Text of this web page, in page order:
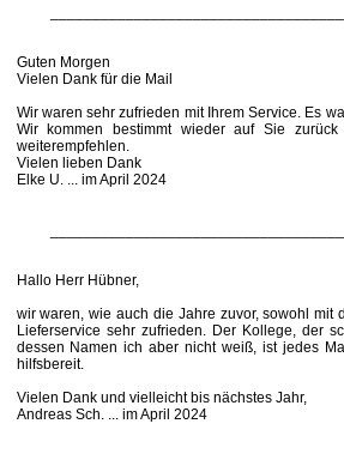
Guten Morgen
Vielen Dank für die Mail
Wir waren sehr zufrieden mit Ihrem Service. Es
Wir kommen bestimmt wieder auf Sie
weiterempfehlen.
Vielen lieben Dank
Elke U. ... im April 2024
Hallo Herr Hübner,
wir waren, wie auch die Jahre zuvor, sowohl mit
Lieferservice sehr zufrieden. Der Kollege, der
dessen Namen ich aber nicht weiß, ist jedes
hilfsbereit.
Vielen Dank und vielleicht bis nächstes Jahr,
Andreas Sch. ... im April 2024